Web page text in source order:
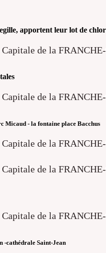
apportent leur lot de
Micaud - la fontaine place Bacchus
-cathédrale Saint-Jean